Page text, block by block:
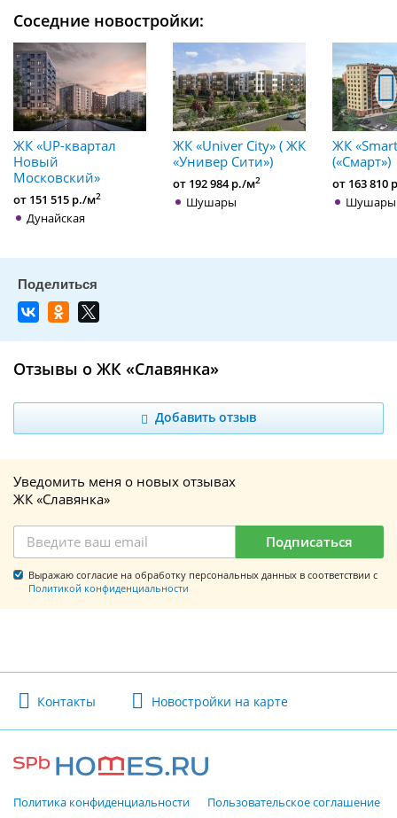
Соседние новостройки:
ЖК «UP-квартал
Новый
Московский»
от 151 515 р./м2
Дунайская
ЖК «Univer City» ( ЖК
«Универ Сити»)
от 192 984 р./м2
Шушары
ЖК
(«Смарт»)
от 163 810
Шушары
Отзывы о ЖК «Славянка»
Добавить отзыв
Уведомить меня о новых отзывах
ЖК «Славянка»
Подписаться
Выражаю согласие на обработку персональных данных в соответствии с
Политикой конфиденциальности
Контакты Новостройки на карте
Политика конфиденциальности Пользовательское соглашение